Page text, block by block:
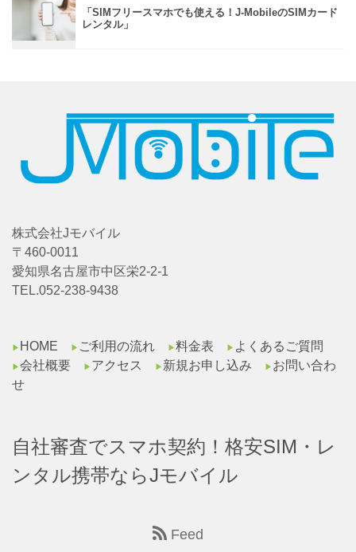
「SIMフリースマホでも使える！J-MobileのSIMカード
レンタル」
株式会社Jモバイル
〒460-0011
愛知県名古屋市中区栄2-2-1
TEL.052-238-9438
▶︎ HOME ▶︎ ご利用の流れ ▶︎料金表 ▶︎ よくあるご質問
▶︎会社概要 ▶︎ アクセス ▶︎ 新規お申し込み ▶︎ お問い合わ
せ
自社審査でスマホ契約！格安SIM・レ
ンタル携帯ならJモバイル
Feed